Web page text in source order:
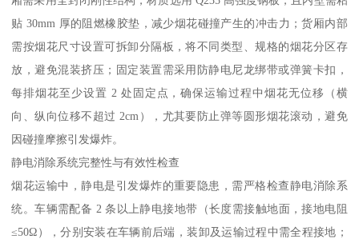
贴 30mm 厚的阻燃橡胶垫，减少烟花碰撞产生的冲击力；货厢内部
需按烟花尺寸设置可拆卸分隔板，将不同类型、规格的烟花分区存
放，避免混装挤压；固定装置需采用防静电尼龙绑带或弹簧卡扣，
每排烟花至少设置 2 处固定点，确保运输过程中烟花无位移（横
向、纵向位移不超过 2cm），尤其要防止弹等圆形烟花滚动，避免
因碰撞摩擦引发爆炸。​
静电消除系统完整性与有效性检查​
烟花运输中，静电是引发爆炸的重要隐患，需严格检查静电消除系
统。车辆需配备 2 条以上静电接地带（长度需接触地面，接地电阻
≤50Ω），分别安装在车辆前后端，装卸及运输过程中需全程接地；